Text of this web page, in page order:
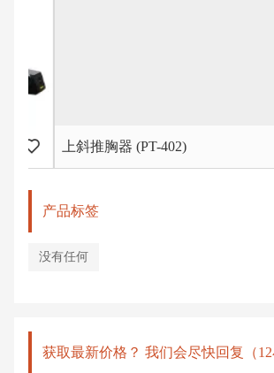
上斜推胸器 (PT-402)
产品标签
没有任何
获取最新价格？ 我们会尽快回复（12